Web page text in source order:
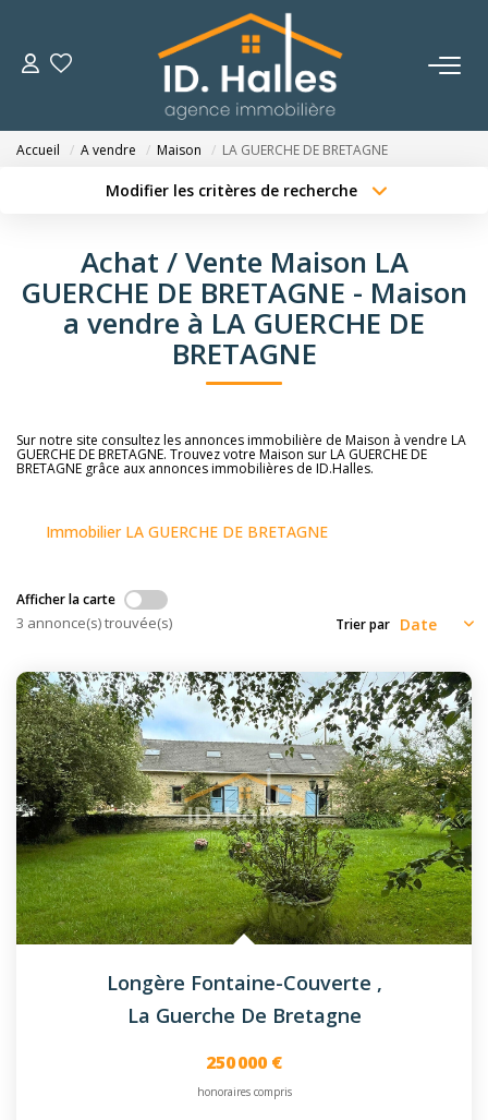
VENTES
NOTRE HISTOIRE
OUTILS
CONTACT
Accueil A vendre Maison LA GUERCHE DE BRETAGNE
Modifier les critères de recherche
Sélectionnez...
Type de bien
Surface min
Budget max Plus de critères
Achat / Vente Maison LA
GUERCHE DE BRETAGNE - Maison
a vendre à LA GUERCHE DE
BRETAGNE
Sur notre site consultez les annonces immobilière de Maison à vendre LA
GUERCHE DE BRETAGNE. Trouvez votre Maison sur LA GUERCHE DE
BRETAGNE grâce aux annonces immobilières de ID.Halles.
Immobilier LA GUERCHE DE BRETAGNE
Afficher la carte
3 annonce(s) trouvée(s) Trier par
Longère Fontaine-Couverte ,
La Guerche De Bretagne
250 000 €
honoraires compris